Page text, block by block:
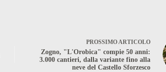
PROSSIMOARTICOLO
Zogno, "L'Orobica" compie 50 anni:
3.000 cantieri, dalla variante fino alla
neve del Castello Sforzesco